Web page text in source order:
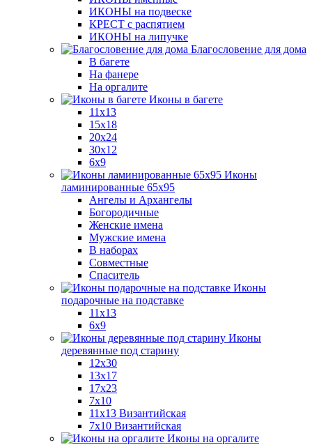
ИКОНЫ на подвеске
КРЕСТ с распятием
ИКОНЫ на липучке
Благословение для дома
В багете
На фанере
На оргалите
Иконы в багете
11x13
15x18
20x24
30х12
6x9
Иконы
ламинированные 65x95
Ангелы и Архангелы
Богородичные
Женские имена
Мужские имена
В наборах
Совместные
Спаситель
Иконы
подарочные на подставке
11x13
6x9
Иконы
деревянные под старину
12х30
13x17
17x23
7x10
11x13 Византийская
7x10 Византийская
Иконы на оргалите